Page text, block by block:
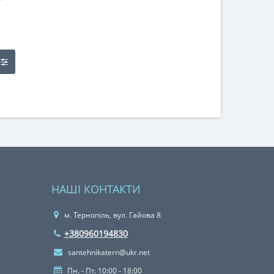
НАШІ КОНТАКТИ
м. Тернопіль, вул. Гайова 8
+380960194830
santehnikatern@ukr.net
Пн. - Пт. 10:00 - 18:00